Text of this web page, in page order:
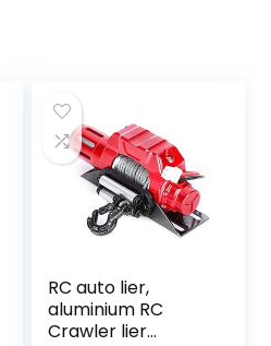
RC auto lier,
aluminium RC
Crawler lier